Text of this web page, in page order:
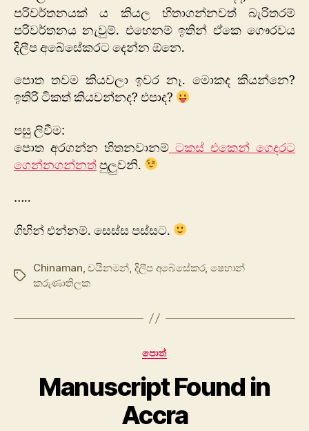
පරිවර්තනයක් ය කියල හිතාගන්නවත් බැරිතරම්
පරිවර්තනය නැවුම්. එහෙනම් ඉතින් ඒකෙ ගෞරවය
දිලීප අබේසේකරට දෙන්න ඕනෙ.
පොත තවම කියවලා ඉවර නෑ. මොකද කියන්නෙ?
ඉතිරි ටිකත් කියවන්නද? එපාද?
පසු ලිවීම:
පොත අරගන්න හිතනවානම් ටකස් එකෙන් ගෙදරට
ගෙන්නගන්නත්පුලුවනි.
…..
ගිහින් එන්නම්. සෙස්ස පස්සට.
Tags
Chinaman ,චයිනමන් දිලීප අබේසේකර, ෂෙහාන්
කරුණාතිලක
Categories
පොත්
Manuscript Found in
Accra